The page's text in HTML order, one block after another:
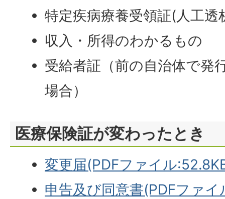
特定疾病療養受領証(人工透
収入・所得のわかるもの
受給者証（前の自治体で発
場合）
医療保険証が変わったとき
変更届(PDFファイル
申告及び同意書(PDFファ